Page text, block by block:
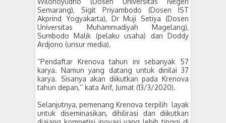
Semarang), Sigit Priyambodo (Dosen IST
Akprind Yogyakarta), Dr Muji Setiya (Dosen
Universitas Muhammadiyah Magelang),
Sumbodo Malik (pelaku usaha) dan Doddy
Ardjono (unsur media).
‘’Pendaftar Krenova tahun ini sebanyak 57
karya. Namun yang datang untuk dinilai 37
karya. Sisanya akan diikutkan pada Krenova
tahun depan,’’ kata Arif, Jumat (13/3/2020).
Selanjutnya, pemenang Krenova terpilih layak
untuk diseminasikan, dihilirasi dan diikutkan